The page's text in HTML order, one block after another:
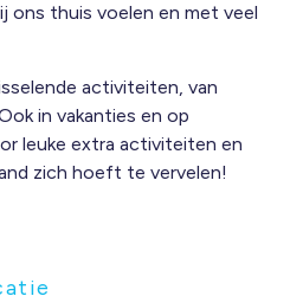
ons thuis voelen en met veel
activiteiten, van
in vakanties en op
leuke extra activiteiten en
zich hoeft te vervelen!